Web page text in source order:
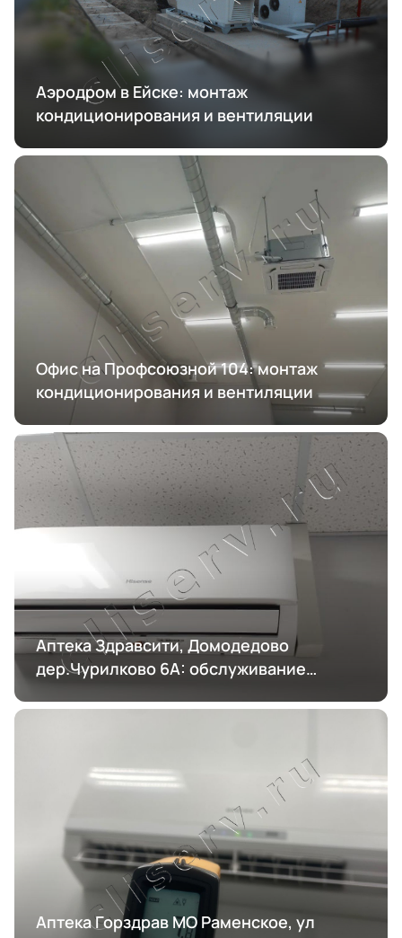
Аэродром в Ейске: монтаж
кондиционирования и вентиляции
Офис на Профсоюзной 104: монтаж
кондиционирования и вентиляции
Аптека Здравсити, Домодедово
дер.Чурилково 6А: обслуживание
Аптека Горздрав МО Раменское, ул